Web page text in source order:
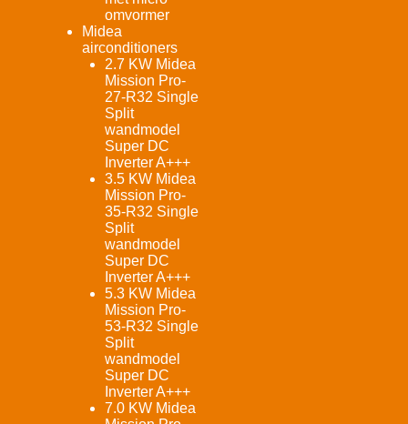
omvormer
Midea
airconditioners
2.7 KW Midea
Mission Pro-
27-R32 Single
Split
wandmodel
Super DC
Inverter A+++
3.5 KW Midea
Mission Pro-
35-R32 Single
Split
wandmodel
Super DC
Inverter A+++
5.3 KW Midea
Mission Pro-
53-R32 Single
Split
wandmodel
Super DC
Inverter A+++
7.0 KW Midea